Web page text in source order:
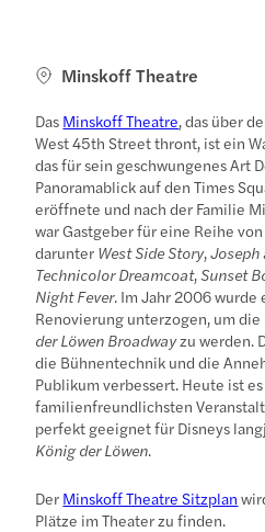
Minskoff Theatre
Das Minskoff Theatre, das über
West 45th Street thront, ist ein
das für sein geschwungenes Art
Panoramablick auf den Times
eröffnete und nach der Familie
war Gastgeber für eine Reihe
darunter West Side Story,Joseph
Technicolor Dreamcoat,Sunset
Night Fever. Im Jahr 2006 wurde
Renovierung unterzogen, um
der Löwen Broadwayzu werden.
die Bühnentechnik und die
Publikum verbessert. Heute ist
familienfreundlichsten
perfekt geeignet für Disneys
König der Löwen.
Der Minskoff Theatre Sitzplan
Plätze im Theater zu finden.